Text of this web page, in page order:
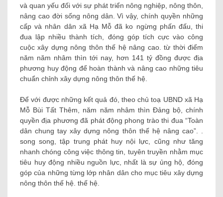
và quan yếu đối với sự phát triển nông nghiệp, nông thôn,
nâng cao đời sống nông dân. Vì vậy, chính quyền những
cấp và nhân dân xã Hạ Mỗ đã ko ngừng phấn đấu, thi
đua lập nhiều thành tích, đóng góp tích cực vào công
cuộc xây dựng nông thôn thế hệ nâng cao. từ thời điểm
năm năm nhâm thìn tới nay, hơn 141 tỷ đồng được địa
phương huy động để hoàn thành và nâng cao những tiêu
chuẩn chỉnh xây dựng nông thôn thế hệ.
Để với được những kết quả đó, theo chủ toạ UBND xã Hạ
Mỗ Bùi Tất Thêm, năm năm nhâm thìn Đảng bộ, chính
quyền địa phương đã phát động phong trào thi đua “Toàn
dân chung tay xây dựng nông thôn thế hệ nâng cao”. .
song song, tập trung phát huy nội lực, cũng như tăng
nhanh chóng công việc thông tin, tuyên truyền nhằm mục
tiêu huy động nhiều nguồn lực, nhất là sự ủng hộ, đóng
góp của những từng lớp nhân dân cho mục tiêu xây dựng
nông thôn thế hệ. thế hệ.